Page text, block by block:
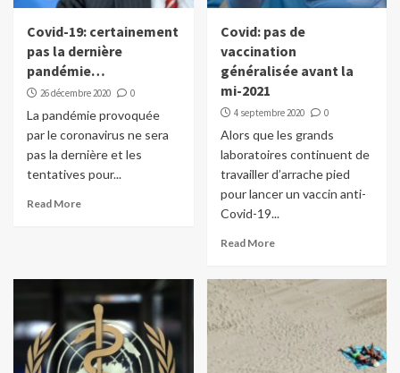
Covid-19: certainement
pas la dernière
pandémie…
26 décembre 2020 0
La pandémie provoquée
par le coronavirus ne sera
pas la dernière et les
tentatives pour...
Read More
Covid: pas de
vaccination
généralisée avant la
mi-2021
4 septembre 2020 0
Alors que les grands
laboratoires continuent de
travailler d’arrache pied
pour lancer un vaccin anti-
Covid-19...
Read More